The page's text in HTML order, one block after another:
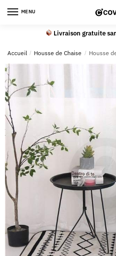
MENU
Livraison gratuite
Accueil / Housse de Chaise / Housse